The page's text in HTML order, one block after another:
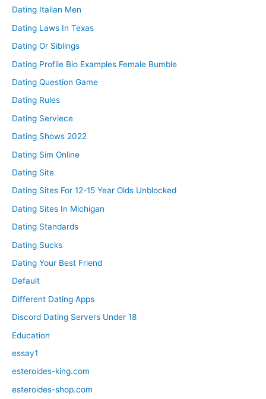
Dating Italian Men
Dating Laws In Texas
Dating Or Siblings
Dating Profile Bio Examples Female Bumble
Dating Question Game
Dating Rules
Dating Serviece
Dating Shows 2022
Dating Sim Online
Dating Site
Dating Sites For 12-15 Year Olds Unblocked
Dating Sites In Michigan
Dating Standards
Dating Sucks
Dating Your Best Friend
Default
Different Dating Apps
Discord Dating Servers Under 18
Education
essay1
esteroides-king.com
esteroides-shop.com